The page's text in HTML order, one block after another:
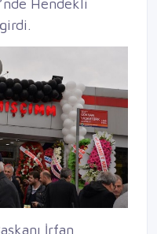
Hendekli
İrfan